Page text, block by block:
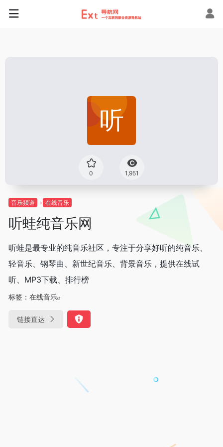
0 1,951
音乐频道 在线音乐
听蛙纯音乐网
听蛙是最专业的纯音乐社区，专注于分享好听的纯音乐、
轻音乐、钢琴曲、新世纪音乐、背景音乐，提供在线试
听、MP3下载、排行榜
标签： 在线音乐
链接直达